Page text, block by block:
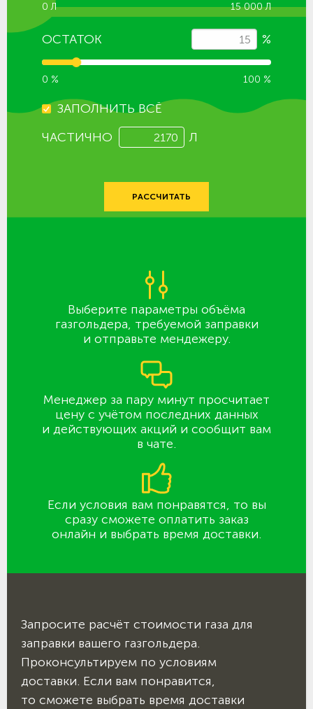
0 Л 15 000 Л
ОСТАТОК %
0 % 100 %
ЗАПОЛНИТЬ ВСЁ
ЧАСТИЧНО
Л
РАССЧИТАТЬ
Выберите параметры объёма
газгольдера, требуемой заправки
и отправьте мендежеру.
Менеджер за пару минут просчитает
цену с учётом последних данных
и действующих акций и сообщит вам
в чате.
Если условия вам понравятся, то вы
сразу сможете оплатить заказ
онлайн и выбрать время доставки.
Запросите расчёт стоимости газа для
заправки вашего газгольдера.
Проконсультируем по условиям
доставки. Если вам понравится,
то сможете выбрать время доставки